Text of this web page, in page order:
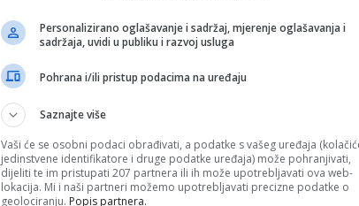
Personalizirano oglašavanje i sadržaj, mjerenje oglašavanja i
sadržaja, uvidi u publiku i razvoj usluga
Pohrana i/ili pristup podacima na uređaju
Saznajte više
Vaši će se osobni podaci obrađivati, a podatke s vašeg uređaja
jedinstvene identifikatore i druge podatke uređaja) može pohranjivati,
dijeliti te im pristupati 207 partnera ili ih može upotrebljavati ova web-
lokacija. Mi i naši partneri možemo upotrebljavati precizne podatke o
geolociranju. Popis partnera.